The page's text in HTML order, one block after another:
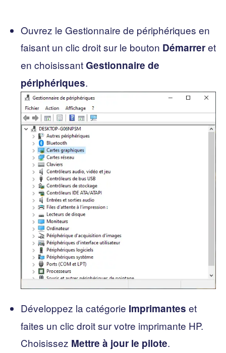
Ouvrez le Gestionnaire de périphériques en
faisant un clic droit sur le bouton Démarreret
en choisissantGestionnaire de
périphériques.
Développez la catégorie Imprimantes et
faites un clic droit sur votre imprimante HP.
Choisissez Mettre à jour le pilote.